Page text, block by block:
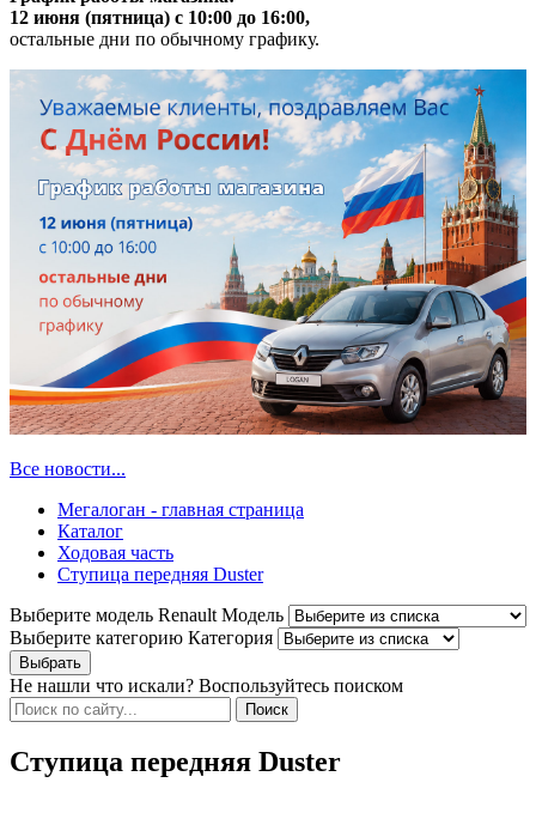
12 июня (пятница) с 10:00 до 16:00,
остальные дни по обычному графику.
Все новости...
Мегалоган - главная страница
Каталог
Ходовая часть
Ступица передняя Duster
Выберите модель Renault Модель
Выберите категорию Категория
Не нашли что искали? Воспользуйтесь поиском
Ступица передняя Duster